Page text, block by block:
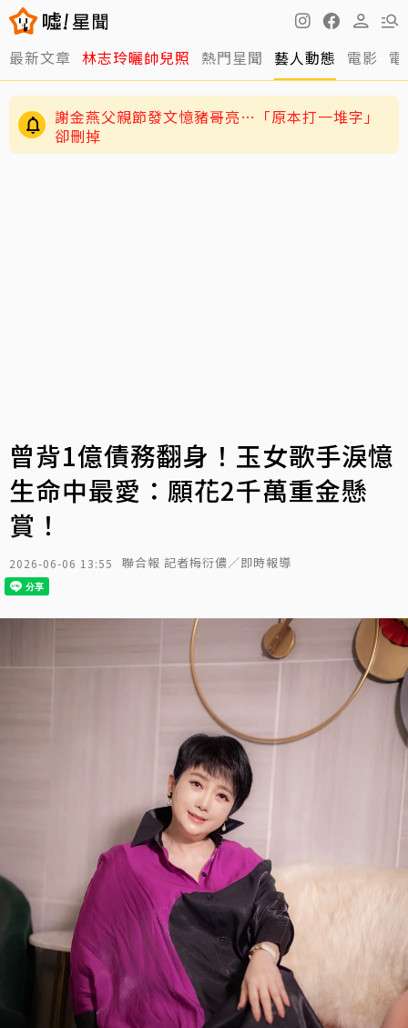
最新文章 林志玲曬帥兒照 熱門星聞 藝人動態 電影
謝金燕父親節發文憶豬哥亮…「原本打一堆字」
卻刪掉
曾背1億債務翻身！玉女歌手淚憶
生命中最愛：願花2千萬重金懸
賞！
2026-06-06 13:55 聯合報 記者梅衍儂／即時報導